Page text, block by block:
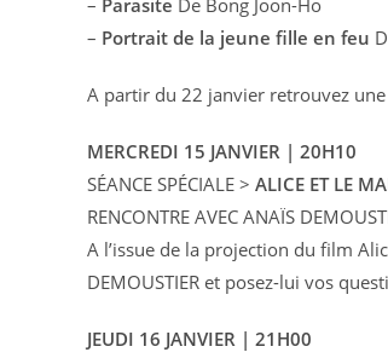
– Parasite De Bong Joon-Ho
– Portrait de la jeune fille en feu
A partir du 22 janvier retrouvez une
MERCREDI 15 JANVIER | 20H10
SÉANCE SPÉCIALE > ALICE ET LE
RENCONTRE AVEC ANAÏS
A l’issue de la projection du film
DEMOUSTIER et posez-lui vos
JEUDI 16 JANVIER | 21H00